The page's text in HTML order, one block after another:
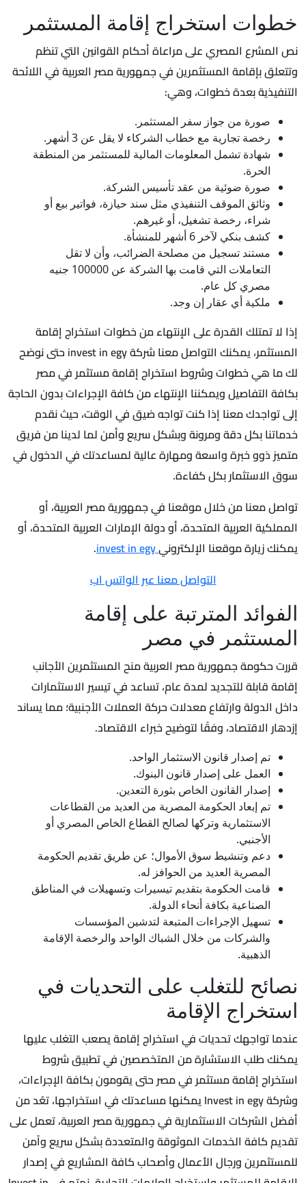
خطوات استخراج إقامة المستثمر
نص المشرع المصري على مراعاة أحكام القوانين التي تنظم
وتتعلق بإقامة المستثمرين في جمهورية مصر العربية في اللائحة
التنفيذية بعدة خطوات، وهي:
صورة من جواز سفر المستثمر.
رخصة تجارية مع خطاب الشركاء لا يقل عن 3 أشهر.
شهادة تشمل المعلومات المالية للمستثمر من المنطقة
الحرة.
صورة ضوئية من عقد تأسيس الشركة.
وثائق الموقف التنفيذي مثل سند حيازة، فواتير بيع أو
شراء، رخصة تشغيل، أو غيرهم.
كشف بنكي لآخر 6 أشهر للمنشأة.
مستند تسجيل من مصلحة الضرائب، وأن لا تقل
التعاملات التي قامت بها الشركة عن 100000 جنيه
مصري كل عام.
ملكية أي عقار إن وجد.
إذا لا تمتلك القدرة على الإنتهاء من خطوات استخراج إقامة
المستثمر، يمكنك التواصل معنا شركة invest in egy حتى نوضح
لك ما هي خطوات وشروط استخراج إقامة مستثمر في مصر
بكافة التفاصيل ويمكننا الإنتهاء من كافة الإجراءات بدون الحاجة
إلى تواجدك معنا إذا كنت تواجه ضيق في الوقت، حيث نقدم
خدماتنا بكل دقة ومرونة وبشكل سريع وأمن لما لدينا من فريق
متميز ذوو خبرة واسعة ومهارة عالية لمساعدتك في الدخول في
سوق الاستثمار بكل كفاءة.
تواصل معنا من خلال موقعنا في جمهورية مصر العربية، أو
المملكية العربية المتحدة، أو دولة الإمارات العربية المتحدة، أو
يمكنك زيارة موقعنا الإلكترونيinvest in egy
.
التواصل معنا عبر الواتس اب
الفوائد المترتبة على إقامة
المستثمر في مصر
قررت حكومة جمهورية مصر العربية منح المستثمرين الأجانب
إقامة قابلة للتجديد لمدة عام، تساعد في تيسير الاستثمارات
داخل الدولة وارتفاع معدلات حركة العملات الأجنبية؛ مما يساند
إزدهار الاقتصاد، وفقًا لتوضيح خبراء الاقتصاد.
تم إصدار قانون الاستثمار الواحد.
العمل على إصدار قانون البنوك.
إصدار القانون الخاص بثورة التعدين.
تم إبعاد الحكومة المصرية من العديد من القطاعات
الاستثمارية وتركها لصالح القطاع الخاص المصري أو
الأجنبي.
دعم وتنشيط سوق الأموال؛ عن طريق تقديم الحكومة
المصرية العديد من الحوافز له.
قامت الحكومة بتقديم تيسيرات وتسهيلات في المناطق
الصناعية بكافة أنحاء الدولة.
تسهيل الإجراءات المتبعة لتدشين المؤسسات
والشركات من خلال الشباك الواحد والرخصة الإقامة
الذهبية.
نصائح للتغلب على التحديات في
استخراج الإقامة
عندما تواجهك تحديات في استخراج إقامة يصعب التغلب عليها
يمكنك طلب الاستشارة من المتخصصين في تطبيق شروط
استخراج إقامة مستثمر في مصر حتى يقومون بكافة الإجراءات،
وشركة Invest in egy يمكنها مساعدتك في استخراجها، تعُد من
أفضل الشركات الاستثمارية في جمهورية مصر العربية، تعمل على
تقديم كافة الخدمات الموثوقة والمتعددة بشكل سريع وآمن
للمستثمرين ورجال الأعمال وأصحاب كافة المشاريع في إصدار